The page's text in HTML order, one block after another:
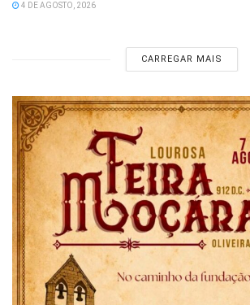
4 DE AGOSTO, 2026
CARREGAR MAIS